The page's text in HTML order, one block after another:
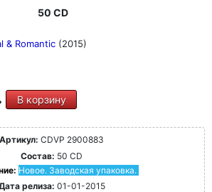
50 CD
& Romantic (2015)
В корзину
Артикул: CDVP 2900883
Состав: 50 CD
Новое. Заводская упаковка.
релиза: 01-01-2015